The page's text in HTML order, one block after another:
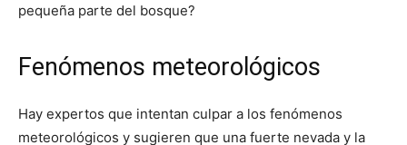
pequeña parte del bosque?
Fenómenos meteorológicos
Hay expertos que intentan culpar a los fenómenos
meteorológicos y sugieren que una fuerte nevada y la